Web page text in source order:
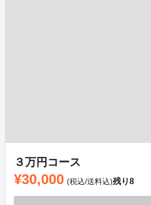
３万円コース
¥30,000 (税込/送料込)残り8